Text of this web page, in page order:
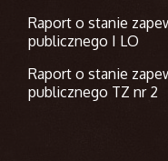
Raport o stanie
publicznego I LO
Raport o stanie
publicznego TZ nr 2